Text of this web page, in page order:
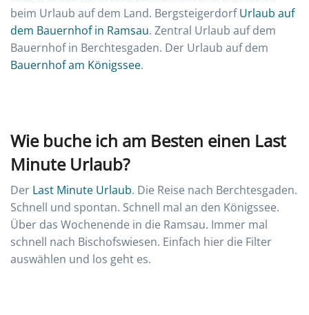
beim Urlaub auf dem Land. BergsteigerdorfUrlaub auf
dem Bauernhof in Ramsau. Zentral Urlaub auf dem
Bauernhof in Berchtesgaden. Der Urlaub auf dem
Bauernhof am Königssee.
Wie buche ich am Besten einen Last
Minute Urlaub?
Der Last Minute Urlaub. Die Reise nach Berchtesgaden.
Schnell und spontan. Schnell mal an den Königssee.
Über das Wochenende in die Ramsau. Immer mal
schnell nach Bischofswiesen. Einfach hier die Filter
auswählen und los geht es.